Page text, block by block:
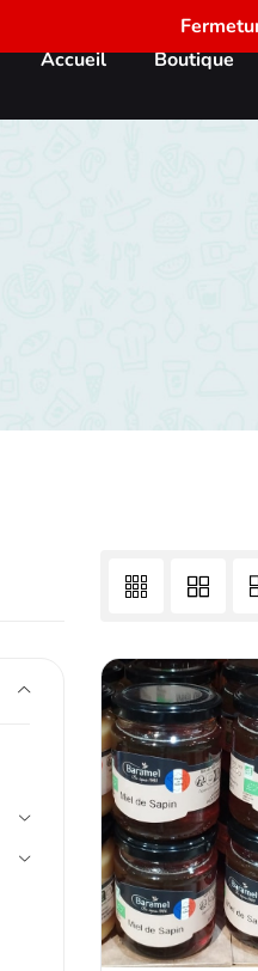
Accueil
Boutique